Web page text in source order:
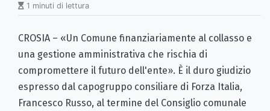
1 minuti di lettura
CROSIA – «Un Comune finanziariamente al collasso e
una gestione amministrativa che rischia di
compromettere il futuro dell'ente». È il duro giudizio
espresso dal capogruppo consiliare di Forza Italia,
Francesco Russo, al termine del Consiglio comunale